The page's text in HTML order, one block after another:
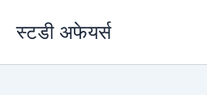
स्टडी अफेयर्स